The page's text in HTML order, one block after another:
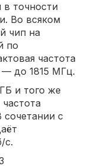
в точности
Во всяком
чип на
по
частота
— до 1815 МГц.
и того же
сочетании с
с.